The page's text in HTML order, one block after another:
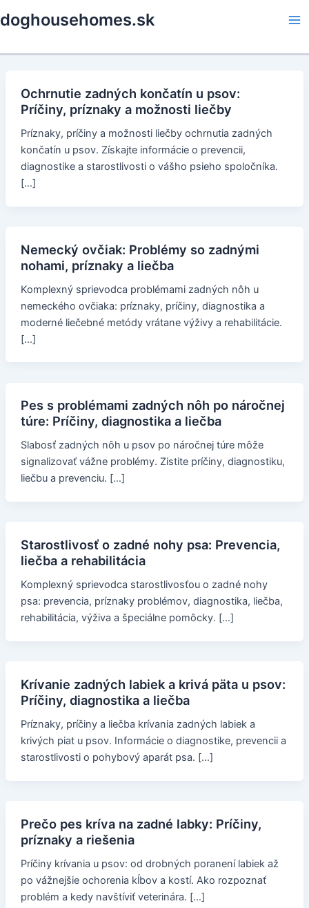
to
doghousehomes.sk
Ochrnutie zadných končatín u psov:
Príčiny, príznaky a možnosti liečby
Príznaky, príčiny a možnosti liečby ochrnutia zadných
končatín u psov. Získajte informácie o prevencii,
diagnostike a starostlivosti o vášho psieho spoločníka.
[…]
Nemecký ovčiak: Problémy so zadnými
nohami, príznaky a liečba
Komplexný sprievodca problémami zadných nôh u
nemeckého ovčiaka: príznaky, príčiny, diagnostika a
moderné liečebné metódy vrátane výživy a rehabilitácie.
[…]
Pes s problémami zadných nôh po náročnej
túre: Príčiny, diagnostika a liečba
Slabosť zadných nôh u psov po náročnej túre môže
signalizovať vážne problémy. Zistite príčiny, diagnostiku,
liečbu a prevenciu. […]
Starostlivosť o zadné nohy psa: Prevencia,
liečba a rehabilitácia
Komplexný sprievodca starostlivosťou o zadné nohy
psa: prevencia, príznaky problémov, diagnostika, liečba,
rehabilitácia, výživa a špeciálne pomôcky. […]
Krívanie zadných labiek a krivá päta u psov:
Príčiny, diagnostika a liečba
Príznaky, príčiny a liečba krívania zadných labiek a
krivých piat u psov. Informácie o diagnostike, prevencii a
starostlivosti o pohybový aparát psa. […]
Prečo pes kríva na zadné labky: Príčiny,
príznaky a riešenia
Príčiny krívania u psov: od drobných poranení labiek až
po vážnejšie ochorenia kĺbov a kostí. Ako rozpoznať
problém a kedy navštíviť veterinára. […]